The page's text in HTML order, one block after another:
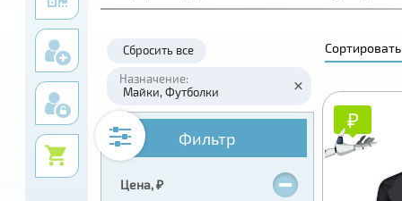
Сбросить все
Назначение:
Майки Футболки
Фильтр
Цена, ₽
₽
₽